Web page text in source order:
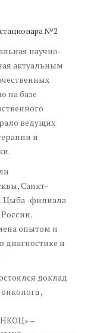
№2
научно-
актуальным
на базе
ведущих
и
Санкт-
Цыба -филиала
опытом и
диагностике и
доклад
,
–